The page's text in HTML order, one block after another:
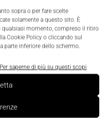
sopra o per fare scelte
solamente a questo sito. È
momento, compreso il ritiro
Cookie Policy o cliccando sul
parte inferiore dello schermo.
Per saperne di più su questi scopi
Processing per
della
le emozioni
a tutti i livelli. Con gli
capaci di
che paraverbali e
in tempo reale
comportamento